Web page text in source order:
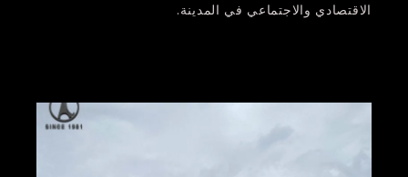
الاقتصادي والاجتماعي في المدينة.